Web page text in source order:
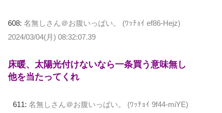
608: 名無しさん＠お腹いっぱい。 (ﾜｯﾁｮｲ ef86-Hejz)
2024/03/04(月) 08:32:07.39
床暖、太陽光付けないなら一条買う意味無し
他を当たってくれ
611: 名無しさん＠お腹いっぱい。 (ﾜｯﾁｮｲ 9f44-miYE)